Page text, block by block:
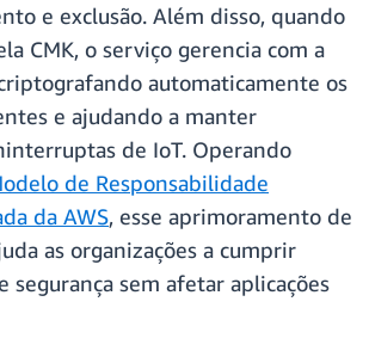
e exclusão. Além disso, quando
CMK, o serviço gerencia com a
automaticamente os
e ajudando a manter
de IoT. Operando
de Responsabilidade
da AWS, esse aprimoramento de
as organizações a cumprir
segurança sem afetar aplicações